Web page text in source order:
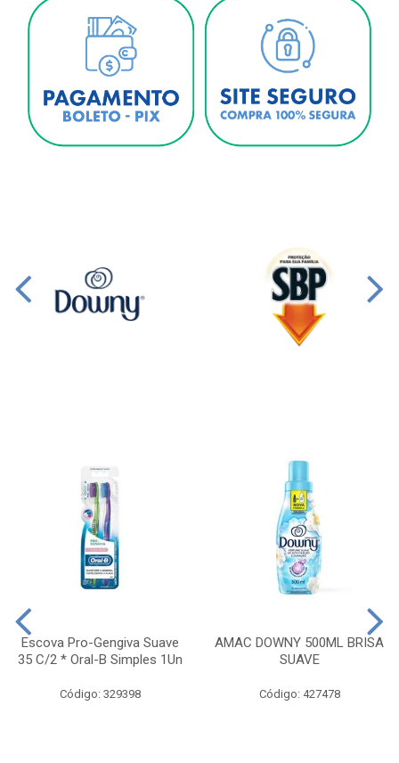
Escova Pro-Gengiva Suave
35 C/2 * Oral-B Simples 1Un
Código: 329398
AMAC DOWNY 500ML BRISA
SUAVE
Código: 427478